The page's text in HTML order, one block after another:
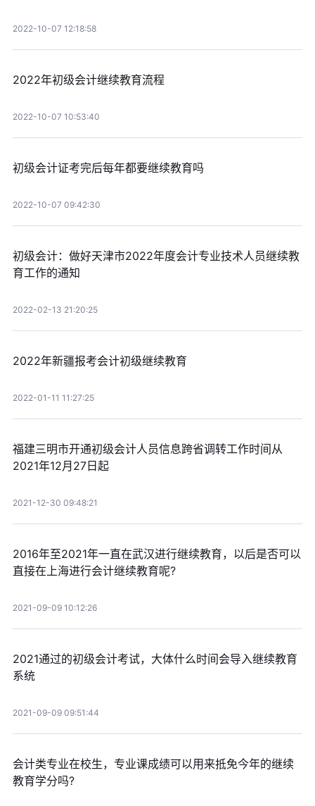
2022-10-07 12:18:58
2022年初级会计继续教育流程
2022-10-07 10:53:40
初级会计证考完后每年都要继续教育吗
2022-10-07 09:42:30
初级会计：做好天津市2022年度会计专业技术人员继续教
育工作的通知
2022-02-13 21:20:25
2022年新疆报考会计初级继续教育
2022-01-11 11:27:25
福建三明市开通初级会计人员信息跨省调转工作时间从
2021年12月27日起
2021-12-30 09:48:21
2016年至2021年一直在武汉进行继续教育，以后是否可以
直接在上海进行会计继续教育呢?
2021-09-09 10:12:26
2021通过的初级会计考试，大体什么时间会导入继续教育
系统
2021-09-09 09:51:44
会计类专业在校生，专业课成绩可以用来抵免今年的继续
教育学分吗?